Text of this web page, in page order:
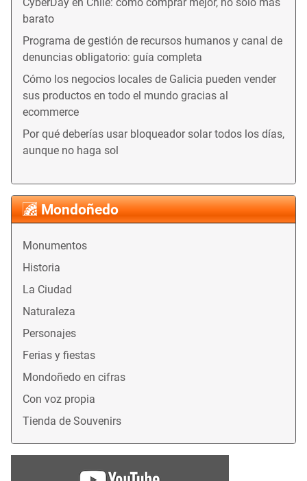
Mondoñedo
Monumentos
Historia
La Ciudad
Naturaleza
Personajes
Ferias y fiestas
Mondoñedo en cifras
Con voz propia
Tienda de Souvenirs
barato
Programa de gestión de recursos humanos y canal de
denuncias obligatorio: guía completa
Cómo los negocios locales de Galicia pueden vender
sus productos en todo el mundo gracias al
ecommerce
Por qué deberías usar bloqueador solar todos los días,
aunque no haga sol